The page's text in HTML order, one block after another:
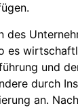
es
und
durch
an.